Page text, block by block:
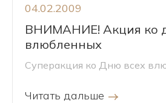
04.02.2009
ВНИМАНИЕ! Акция ко
влюбленных
Суперакция ко Дню всех
Читать дальше